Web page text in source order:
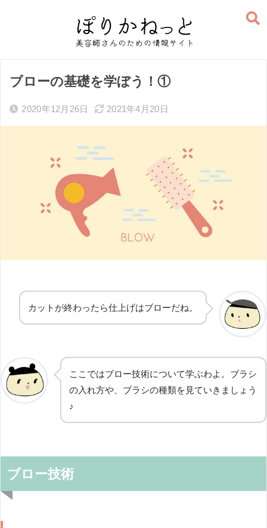
ブローの基礎を学ぼう！①
2020年12月26日 2021年4月20日
カットが終わったら仕上げはブローだね。
ここではブロー技術について学ぶわよ。ブラシ
の入れ方や、ブラシの種類を見ていきましょう
♪
ブロー技術